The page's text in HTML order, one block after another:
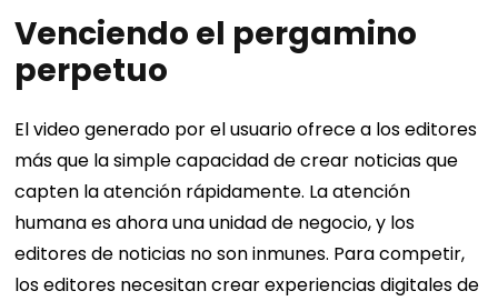
Venciendo el pergamino
perpetuo
El video generado por el usuario ofrece a los editores
más que la simple capacidad de crear noticias que
capten la atención rápidamente. La atención
humana es ahora una unidad de negocio, y los
editores de noticias no son inmunes. Para competir,
los editores necesitan crear experiencias digitales de